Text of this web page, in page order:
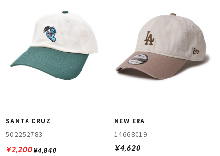
SANTA CRUZ
502252783
¥4,840
¥2,200
NEW ERA
14668019
¥4,620